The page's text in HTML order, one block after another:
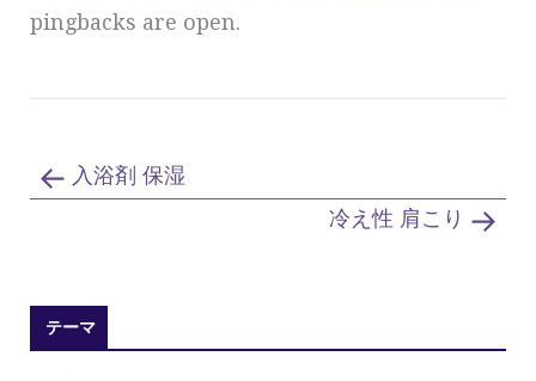
pingbacks are open.
入浴剤 保湿
冷え性 肩こり
テーマ